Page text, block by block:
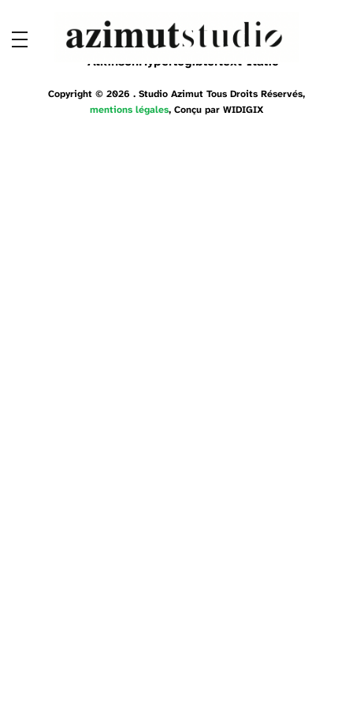
AtkinsonHyperlegibleNext-Italic
Copyright © 2026 . Studio Azimut Tous Droits Réservés,
mentions légales, Conçu par WIDIGIX